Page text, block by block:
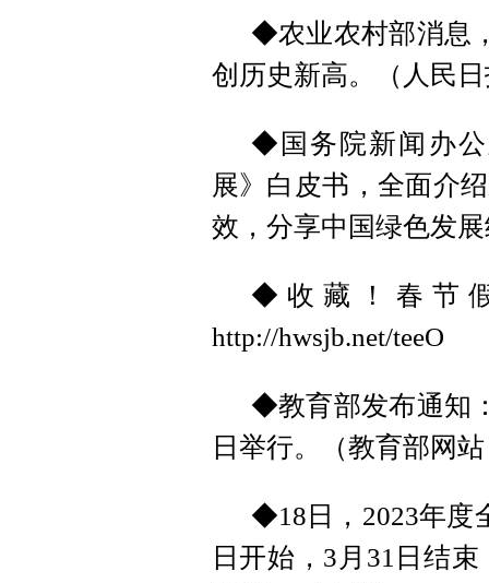
◆农业农村部消息
创历史新高。（人民
◆国务院新闻办
展》白皮书，全面介
效，分享中国绿色发
◆收藏！春节
http://hwsjb.net/teeO
◆教育部发布通知
日举行。（教育部网
◆18日，2023年度
日开始，3月31日结